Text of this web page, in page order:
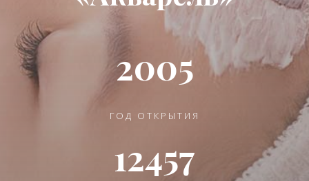
2005
ГОД ОТКРЫТИЯ
12457